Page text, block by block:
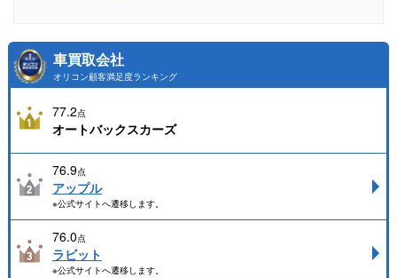
車買取会社
オリコン顧客満足度ランキング
77.2点
オートバックスカーズ
76.9点
アップル
※公式サイトへ遷移します。
76.0点
ラビット
※公式サイトへ遷移します。